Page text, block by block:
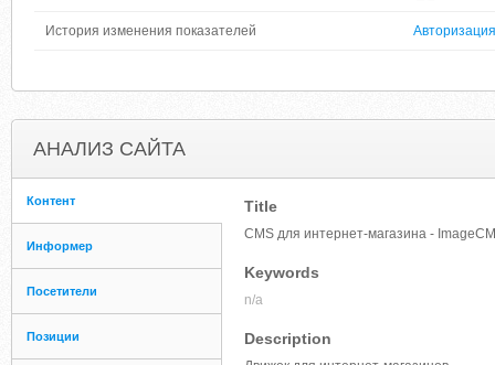
История изменения показателей Авторизация
АНАЛИЗ САЙТА
Контент
Информер
Посетители
Позиции
Title
CMS для интернет-магазина -
Keywords
n/a
Description